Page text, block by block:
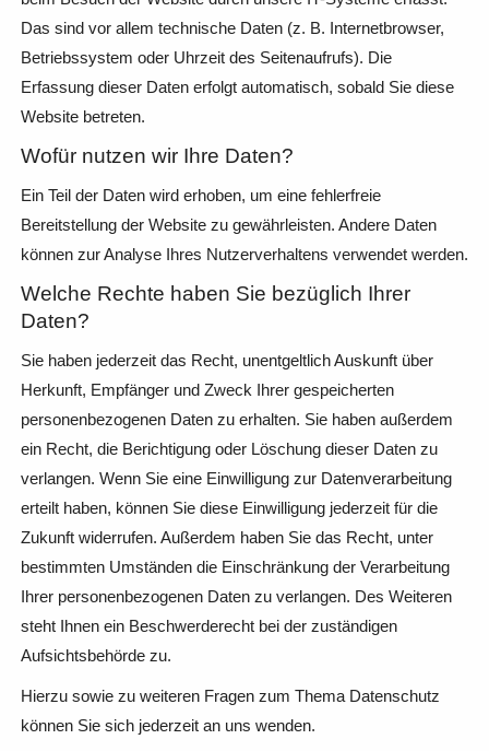
Das sind vor allem technische Daten (z. B. Internetbrowser,
Betriebssystem oder Uhrzeit des Seitenaufrufs). Die
Erfassung dieser Daten erfolgt automatisch, sobald Sie diese
Website betreten.
Wofür nutzen wir Ihre Daten?
Ein Teil der Daten wird erhoben, um eine fehlerfreie
Bereitstellung der Website zu gewährleisten. Andere Daten
können zur Analyse Ihres Nutzerverhaltens verwendet werden.
Welche Rechte haben Sie bezüglich Ihrer
Daten?
Sie haben jederzeit das Recht, unentgeltlich Auskunft über
Herkunft, Empfänger und Zweck Ihrer gespeicherten
personenbezogenen Daten zu erhalten. Sie haben außerdem
ein Recht, die Berichtigung oder Löschung dieser Daten zu
verlangen. Wenn Sie eine Einwilligung zur Datenverarbeitung
erteilt haben, können Sie diese Einwilligung jederzeit für die
Zukunft widerrufen. Außerdem haben Sie das Recht, unter
bestimmten Umständen die Einschränkung der Verarbeitung
Ihrer personenbezogenen Daten zu verlangen. Des Weiteren
steht Ihnen ein Beschwerderecht bei der zuständigen
Aufsichtsbehörde zu.
Hierzu sowie zu weiteren Fragen zum Thema Datenschutz
können Sie sich jederzeit an uns wenden.